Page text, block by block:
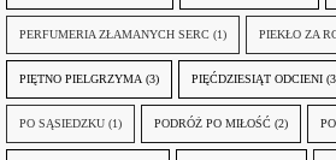
PERFUMERIA ZŁAMANYCH SERC (1) PIEKŁO ZA
PIĘTNO PIELGRZYMA (3) PIĘĆDZIESIĄT ODCIENI
PO SĄSIEDZKU (1) PODRÓŻ PO MIŁOŚĆ (2)